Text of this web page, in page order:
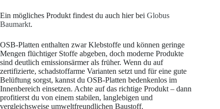
Ein mögliches Produkt findest du auch hier bei Globus
Baumarkt.
OSB-Platten enthalten zwar Klebstoffe und können geringe
Mengen flüchtiger Stoffe abgeben, doch moderne Produkte
sind deutlich emissionsärmer als früher. Wenn du auf
zertifizierte, schadstoffarme Varianten setzt und für eine gute
Belüftung sorgst, kannst du OSB-Platten bedenkenlos im
Innenbereich einsetzen. Achte auf das richtige Produkt – dann
profitierst du von einem stabilen, langlebigen und
vergleichsweise umweltfreundlichen Baustoff.